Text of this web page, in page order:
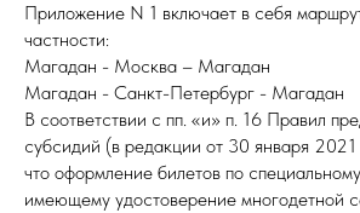
Приложение N 1 включает в себя
частности:
Магадан - Москва – Магадан
Магадан - Санкт-Петербург - Магадан
В соответствии с пп. «и» п. 16 Правил
субсидий (в редакции от 30 января 2021
что оформление билетов по
имеющему удостоверение многодетной